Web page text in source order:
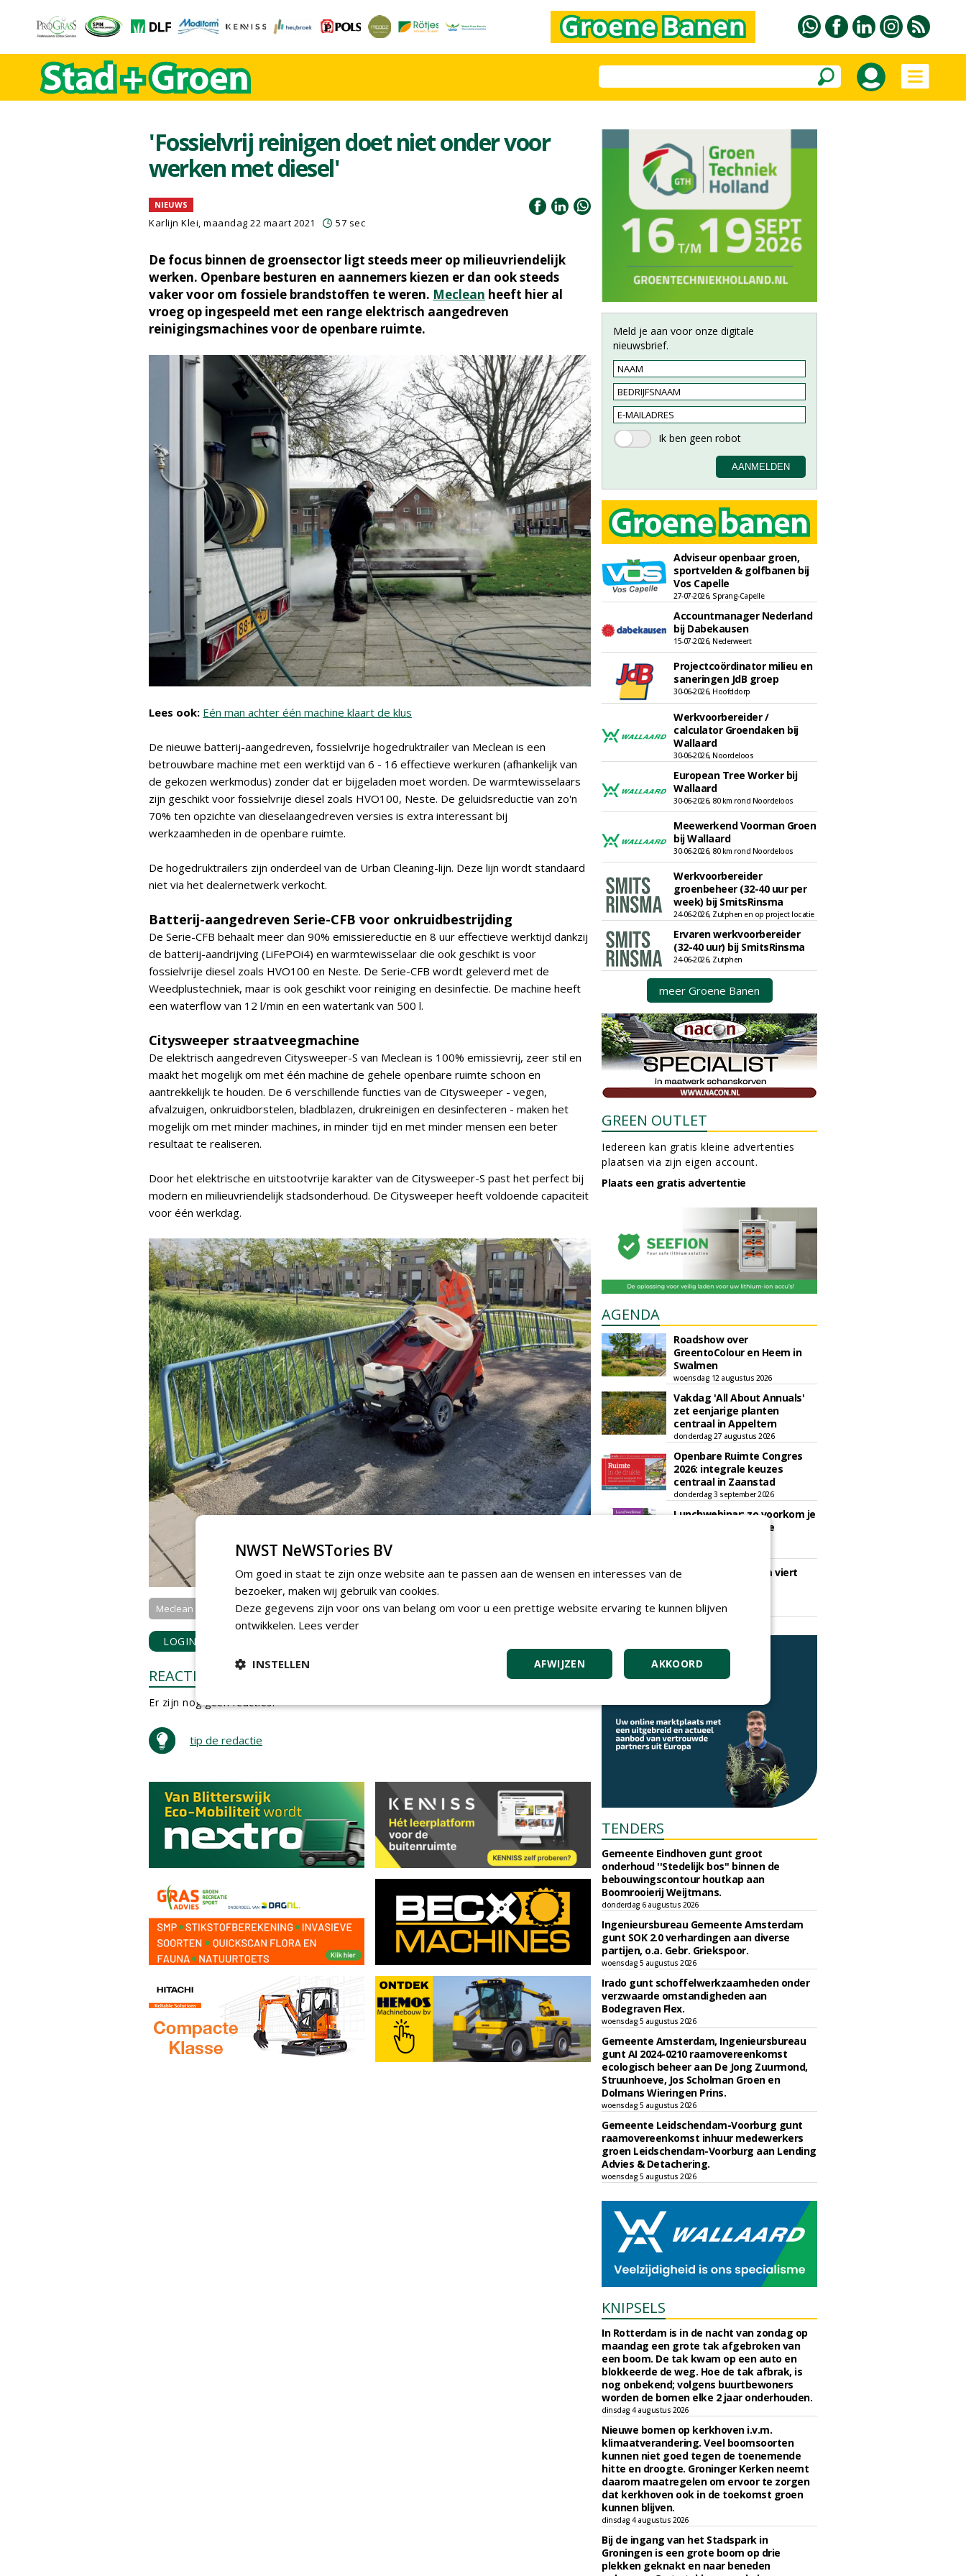
'Fossielvrij reinigen doet niet onder voor
werken met diesel'
NIEUWS
Karlijn Klei, maandag 22 maart 2021 57 sec
De focus binnen de groensector ligt steeds meer op milieuvriendelijk
werken. Openbare besturen en aannemers kiezen er dan ook steeds
vaker voor om fossiele brandstoffen te weren. Meclean heeft hier al
vroeg op ingespeeld met een range elektrisch aangedreven
reinigingsmachines voor de openbare ruimte.
Lees ook: Eén man achter één machine klaart de klus
De nieuwe batterij-aangedreven, fossielvrije hogedruktrailer van Meclean is een
betrouwbare machine met een werktijd van 6 - 16 effectieve werkuren (afhankelijk van
de gekozen werkmodus) zonder dat er bijgeladen moet worden. De warmtewisselaars
zijn geschikt voor fossielvrije diesel zoals HVO100, Neste. De geluidsreductie van zo'n
70% ten opzichte van dieselaangedreven versies is extra interessant bij
werkzaamheden in de openbare ruimte.
De hogedruktrailers zijn onderdeel van de Urban Cleaning-lijn. Deze lijn wordt standaard
niet via het dealernetwerk verkocht.
Batterij-aangedreven Serie-CFB voor onkruidbestrijding
De Serie-CFB behaalt meer dan 90% emissiereductie en 8 uur effectieve werktijd dankzij
de batterij-aandrijving (LiFePOi4) en warmtewisselaar die ook geschikt is voor
fossielvrije diesel zoals HVO100 en Neste. De Serie-CFB wordt geleverd met de
Weedplustechniek, maar is ook geschikt voor reiniging en desinfectie. De machine heeft
een waterflow van 12 l/min en een watertank van 500 l.
Citysweeper straatveegmachine
De elektrisch aangedreven Citysweeper-S van Meclean is 100% emissievrij, zeer stil en
maakt het mogelijk om met één machine de gehele openbare ruimte schoon en
aantrekkelijk te houden. De 6 verschillende functies van de Citysweeper - vegen,
afvalzuigen, onkruidborstelen, bladblazen, drukreinigen en desinfecteren - maken het
mogelijk om met minder machines, in minder tijd en met minder mensen een beter
resultaat te realiseren.
Door het elektrische en uitstootvrije karakter van de Citysweeper-S past het perfect bij
modern en milieuvriendelijk stadsonderhoud. De Citysweeper heeft voldoende capaciteit
voor één werkdag.
Meclean Nederland BV
LOGIN
REACTIES
Er zijn nog geen reacties.
tip de redactie
Meld je aan voor onze digitale
nieuwsbrief.
Adviseur openbaar groen,
sportvelden & golfbanen bij
Vos Capelle
27-07-2026, Sprang-Capelle
Accountmanager Nederland
bij Dabekausen
15-07-2026, Nederweert
Projectcoördinator milieu en
saneringen JdB groep
30-06-2026, Hoofddorp
Werkvoorbereider /
calculator Groendaken bij
Wallaard
30-06-2026, Noordeloos
European Tree Worker bij
Wallaard
30-06-2026, 80 km rond Noordeloos
Meewerkend Voorman Groen
bij Wallaard
30-06-2026, 80 km rond Noordeloos
Werkvoorbereider
groenbeheer (32-40 uur per
week) bij SmitsRinsma
24-06-2026, Zutphen en op project locatie
Ervaren werkvoorbereider
(32-40 uur) bij SmitsRinsma
24-06-2026, Zutphen
meer Groene Banen
GREEN OUTLET
Iedereen kan gratis kleine advertenties
plaatsen via zijn eigen account.
Plaats een gratis advertentie
AGENDA
Roadshow over
GreentoColour en Heem in
Swalmen
woensdag 12 augustus 2026
Vakdag 'All About Annuals'
zet eenjarige planten
centraal in Appeltern
donderdag 27 augustus 2026
Openbare Ruimte Congres
2026: integrale keuzes
centraal in Zaanstad
donderdag 3 september 2026
Lunchwebinar: zo voorkom je
dat natuurinclusieve
Rooftop Symposium viert
vrijdag 18 september 2026
TENDERS
Gemeente Eindhoven gunt groot
onderhoud ''Stedelijk bos'' binnen de
bebouwingscontour houtkap aan
Boomrooierij Weijtmans.
donderdag 6 augustus 2026
Ingenieursbureau Gemeente Amsterdam
gunt SOK 2.0 verhardingen aan diverse
partijen, o.a. Gebr. Griekspoor.
woensdag 5 augustus 2026
Irado gunt schoffelwerkzaamheden onder
verzwaarde omstandigheden aan
Bodegraven Flex.
woensdag 5 augustus 2026
Gemeente Amsterdam, Ingenieursbureau
gunt AI 2024-0210 raamovereenkomst
ecologisch beheer aan De Jong Zuurmond,
Struunhoeve, Jos Scholman Groen en
Dolmans Wieringen Prins.
woensdag 5 augustus 2026
Gemeente Leidschendam-Voorburg gunt
raamovereenkomst inhuur medewerkers
groen Leidschendam-Voorburg aan Lending
Advies & Detachering.
woensdag 5 augustus 2026
KNIPSELS
In Rotterdam is in de nacht van zondag op
maandag een grote tak afgebroken van
een boom. De tak kwam op een auto en
blokkeerde de weg. Hoe de tak afbrak, is
nog onbekend; volgens buurtbewoners
worden de bomen elke 2 jaar onderhouden.
dinsdag 4 augustus 2026
Nieuwe bomen op kerkhoven i.v.m.
klimaatverandering. Veel boomsoorten
kunnen niet goed tegen de toenemende
hitte en droogte. Groninger Kerken neemt
daarom maatregelen om ervoor te zorgen
dat kerkhoven ook in de toekomst groen
kunnen blijven.
dinsdag 4 augustus 2026
Bij de ingang van het Stadspark in
Groningen is een grote boom op drie
plekken geknakt en naar beneden
NWST NeWSTories BV
Om goed in staat te zijn onze website aan te passen aan de wensen en interesses van de
bezoeker, maken wij gebruik van cookies.
Deze gegevens zijn voor ons van belang om voor u een prettige website ervaring te kunnen blijven
ontwikkelen. Lees verder
AKKOORD
AFWIJZEN
INSTELLEN